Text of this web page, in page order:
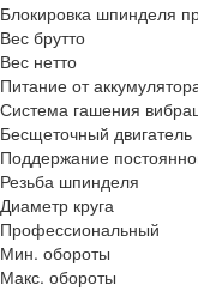
Блокировка шпинделя
Вес брутто
Вес нетто
Питание от
Система гашения
Бесщеточный двигатель
Поддержание
Резьба шпинделя
Диаметр круга
Профессиональный
Мин. обороты
Макс. обороты